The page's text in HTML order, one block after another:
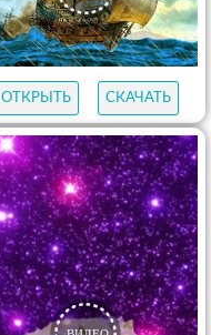
ОТКРЫТЬ СКАЧАТЬ